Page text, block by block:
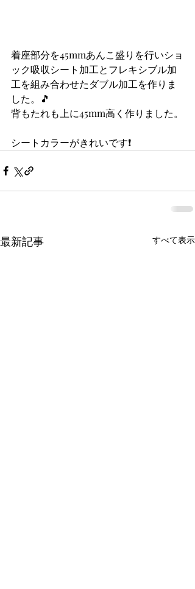
着座部分を45mmあんこ盛りを行いショ
ック吸収シート加工とフレキシブル加
工を組み合わせたダブル加工を作りま
した。🎵
背もたれも上に45mm高く作りました。
シートカラーがきれいです❗
最新記事 すべて表示